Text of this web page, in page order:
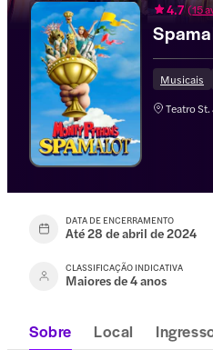
4.7 (15
Musicais
Teatro
DATA DE ENCERRAMENTO
Até 28 de abril de 2024
CLASSIFICAÇÃO INDICATIVA
Maiores de 4 anos
Sobre Local